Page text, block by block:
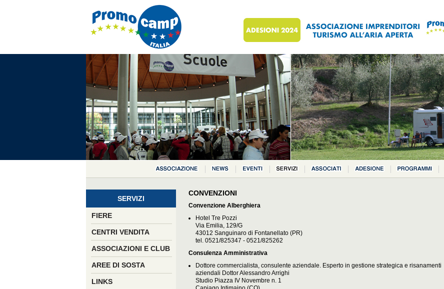
SERVIZI
FIERE
CENTRI VENDITA
ASSOCIAZIONI E CLUB
AREE DI SOSTA
LINKS
CONVENZIONI
Convenzione Alberghiera
Hotel Tre Pozzi
Via Emilia, 129/G
43012 Sanguinaro di Fontanellato (PR)
tel. 0521/825347 - 0521/825262
Consulenza Amministrativa
Dottore commercialista, consulente aziendale. Esperto in gestione strategica e risanamenti
aziendali Dottor Alessandro Arrighi
Studio Piazza IV Novembre n. 1